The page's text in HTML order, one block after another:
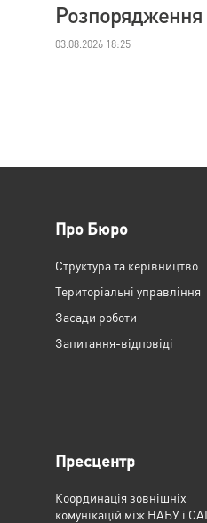
Розпорядження
03.08.2026 18:25
Про Бюро
Структура та керівництво
Територіальні управління
Засади роботи
Запитання-відповіді
Пресцентр
Координація зовнішніх
комунікацій між НАБУ і